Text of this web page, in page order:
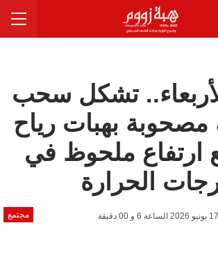
تشكل سحب
بهبات رياح
ارتفاع ملحوظ في
الحرارة
مجتمع 17 يونيو 2026 الساعة 6 و 00 دقيقة